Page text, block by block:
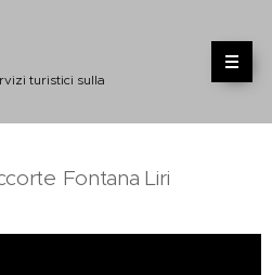
turistici sulla
Fontana Liri